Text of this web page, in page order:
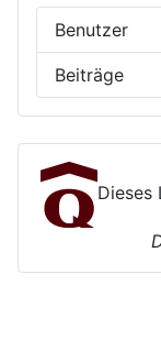
Benutzer
Beiträge
Dieses